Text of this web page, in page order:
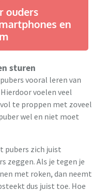
ouders
en
sturen
vooral leren van
voelen veel
te proppen met zoveel
wel en niet moet
pubers zich juist
zeggen. Als je tegen je
met roken, dan neemt
dus juist toe. Hoe